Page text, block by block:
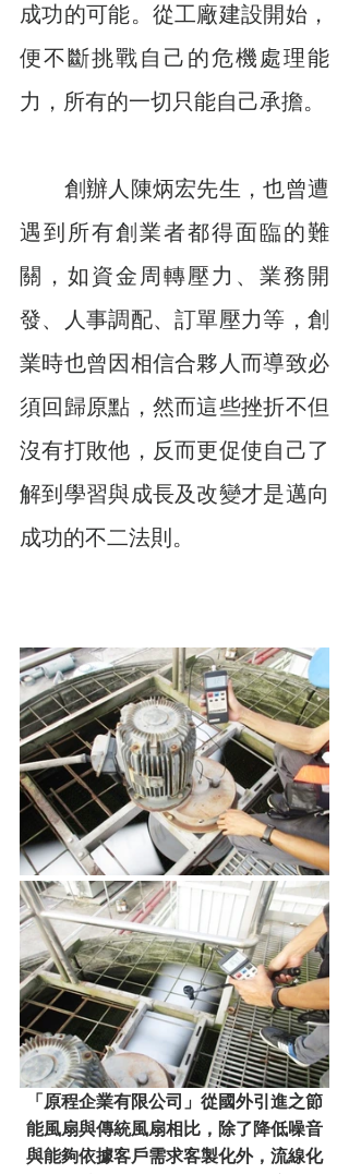
成功的可能。從工廠建設開始，
便不斷挑戰自己的危機處理能
力，所有的一切只能自己承擔。
創辦人陳炳宏先生，也曾遭
遇到所有創業者都得面臨的難
關，如資金周轉壓力、業務開
發、人事調配、訂單壓力等，創
業時也曾因相信合夥人而導致必
須回歸原點，然而這些挫折不但
沒有打敗他，反而更促使自己了
解到學習與成長及改變才是邁向
成功的不二法則。
「原程企業有限公司」從國外引進之節
能風扇與傳統風扇相比，除了降低噪音
與能夠依據客戶需求客製化外，流線化